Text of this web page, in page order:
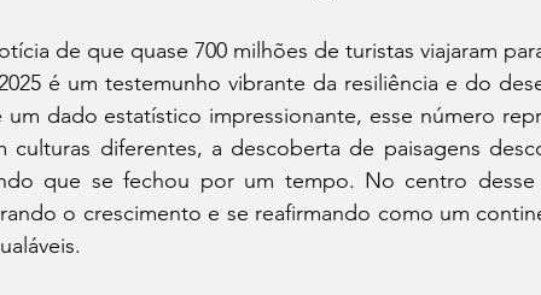
de que quase 700 milhões de turistas viajaram
é um testemunho vibrante da resiliência e do
um dado estatístico impressionante, esse número
culturas diferentes, a descoberta de paisagens
que se fechou por um tempo. No centro desse
o crescimento e se reafirmando como um